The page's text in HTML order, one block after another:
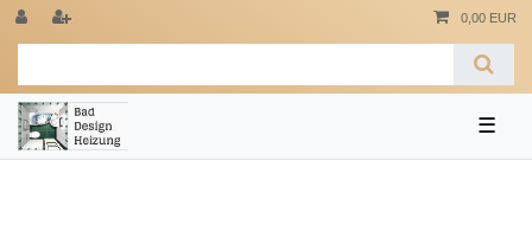
0,00 EUR
☰